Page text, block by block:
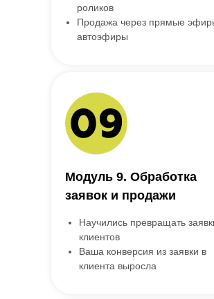
роликов
Продажа через прямые
автоэфиры
Научились превращать
клиентов
Ваша конверсия из заявки в
клиента выросла
Модуль 9. Обработка
заявок и продажи